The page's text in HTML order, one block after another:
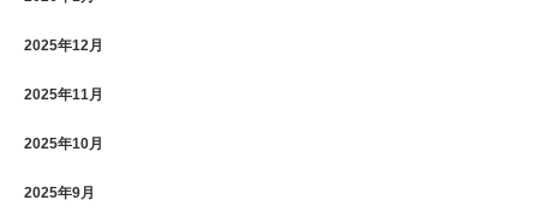
2025年12月
2025年11月
2025年10月
2025年9月